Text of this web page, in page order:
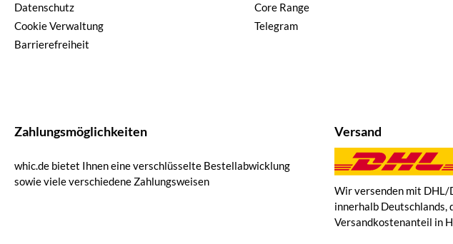
Datenschutz
Cookie Verwaltung
Barrierefreiheit
Core Range
Telegram
Zahlungsmöglichkeiten
whic.de bietet Ihnen eine verschlüsselte Bestellabwicklung
sowie viele verschiedene Zahlungsweisen
Versand
Wir versenden mit DHL/
innerhalb Deutschlands,
Versandkostenanteil in